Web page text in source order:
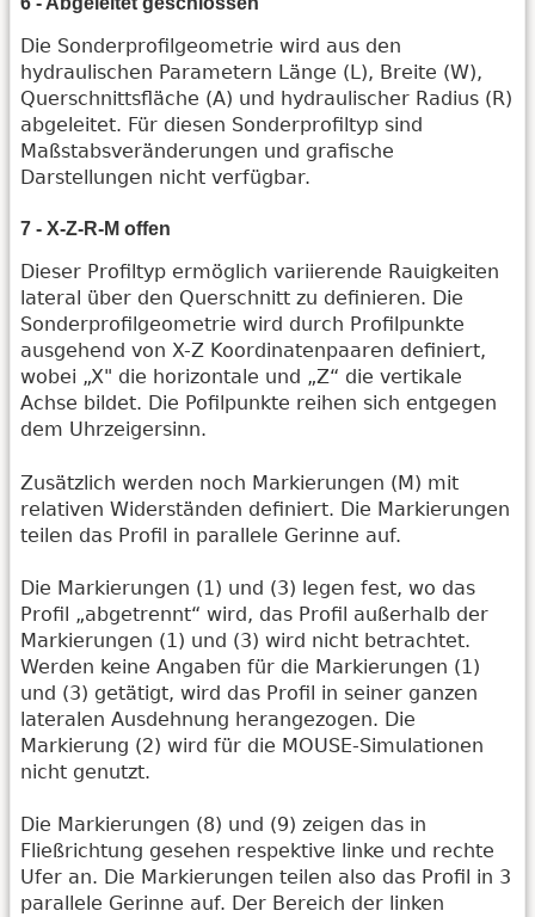
Die Sonderprofilgeometrie wird aus den
hydraulischen Parametern Länge (L), Breite (W),
Querschnittsfläche (A) und hydraulischer Radius (R)
abgeleitet. Für diesen Sonderprofiltyp sind
Maßstabsveränderungen und grafische
Darstellungen nicht verfügbar.
7 - X-Z-R-M offen
Dieser Profiltyp ermöglich variierende Rauigkeiten
lateral über den Querschnitt zu definieren. Die
Sonderprofilgeometrie wird durch Profilpunkte
ausgehend von X-Z Koordinatenpaaren definiert,
wobei „X" die horizontale und „Z“ die vertikale
Achse bildet. Die Pofilpunkte reihen sich entgegen
dem Uhrzeigersinn.
Zusätzlich werden noch Markierungen (M) mit
relativen Widerständen definiert. Die Markierungen
teilen das Profil in parallele Gerinne auf.
Die Markierungen (1) und (3) legen fest, wo das
Profil „abgetrennt“ wird, das Profil außerhalb der
Markierungen (1) und (3) wird nicht betrachtet.
Werden keine Angaben für die Markierungen (1)
und (3) getätigt, wird das Profil in seiner ganzen
lateralen Ausdehnung herangezogen. Die
Markierung (2) wird für die MOUSE-Simulationen
nicht genutzt.
Die Markierungen (8) und (9) zeigen das in
Fließrichtung gesehen respektive linke und rechte
Ufer an. Die Markierungen teilen also das Profil in 3
parallele Gerinne auf. Der Bereich der linken